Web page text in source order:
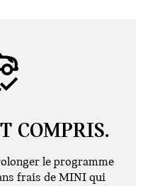
COMPRIS.
le programme
frais de MINI qui